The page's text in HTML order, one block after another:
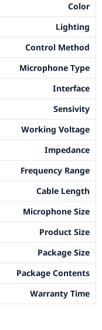
Color
Lighting
Control Method
Microphone Type
Interface
Sensivity
Working Voltage
Impedance
Frequency Range
Cable Length
Microphone Size
Product Size
Package Size
Package Contents
Warranty Time